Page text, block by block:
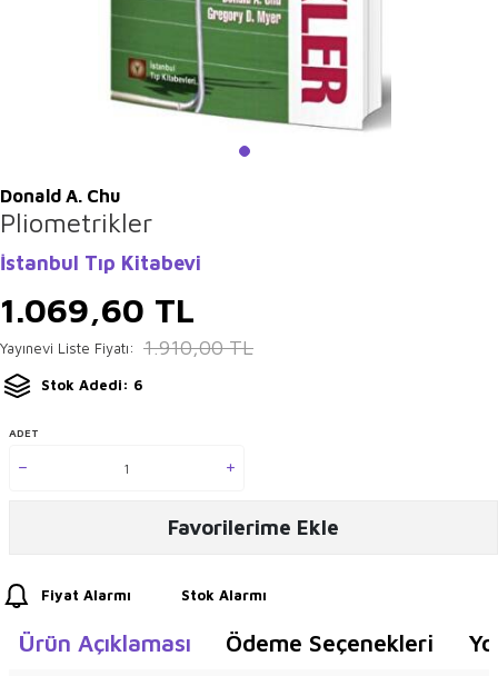
Donald A. Chu
Pliometrikler
İstanbul Tıp Kitabevi
1.069,60 TL
Yayınevi Liste Fiyatı: 1.910,00TL
Stok Adedi: 6
ADET
Favorilerime Ekle
Fiyat Alarmı Stok Alarmı
Ürün Açıklaması Ödeme Seçenekleri